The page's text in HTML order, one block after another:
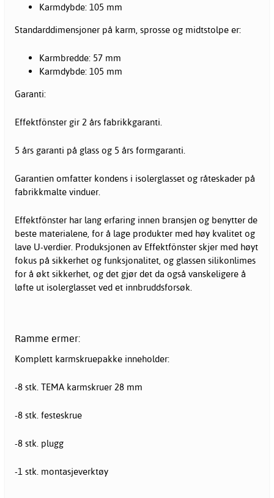
Karmdybde: 105 mm
Standarddimensjoner på karm, sprosse og midtstolpe er:
Karmbredde: 57 mm
Karmdybde: 105 mm
Garanti:
Effektfönster gir 2 års fabrikkgaranti.
5 års garanti på glass og 5 års formgaranti.
Garantien omfatter kondens i isolerglasset og råteskader på
fabrikkmalte vinduer.
Effektfönster har lang erfaring innen bransjen og benytter de
beste materialene, for å lage produkter med høy kvalitet og
lave U-verdier. Produksjonen av Effektfönster skjer med høyt
fokus på sikkerhet og funksjonalitet, og glassen silikonlimes
for å økt sikkerhet, og det gjør det da også vanskeligere å
løfte ut isolerglasset ved et innbruddsforsøk.
Ramme ermer:
Komplett karmskruepakke inneholder:
-8 stk. TEMA karmskruer 28 mm
-8 stk. festeskrue
-8 stk. plugg
-1 stk. montasjeverktøy